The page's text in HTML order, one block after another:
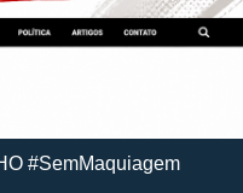
#SemMaquiagem